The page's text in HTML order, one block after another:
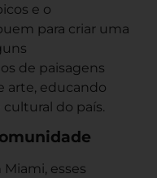
e o
para criar uma
de paisagens
arte, educando
do país.
esses